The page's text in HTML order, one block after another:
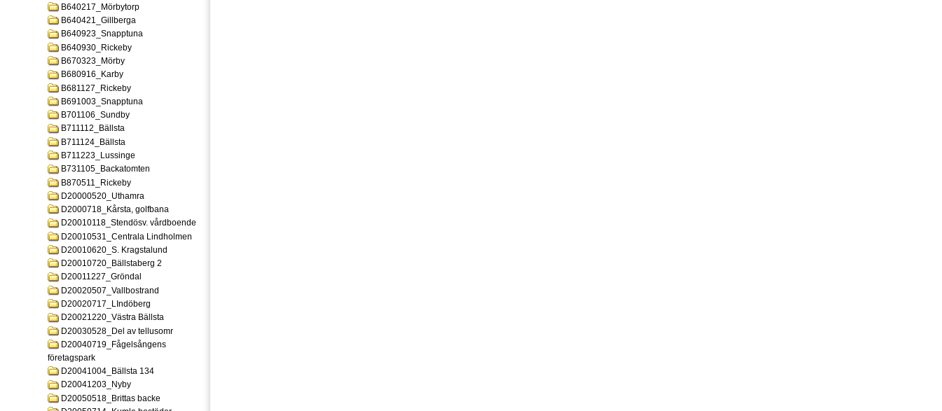
B640217_Mörbytorp
B640421_Gillberga
B640923_Snapptuna
B640930_Rickeby
B670323_Mörby
B680916_Karby
B681127_Rickeby
B691003_Snapptuna
B701106_Sundby
B711112_Bällsta
B711124_Bällsta
B711223_Lussinge
B731105_Backatomten
B870511_Rickeby
D20000520_Uthamra
D2000718_Kårsta, golfbana
D20010118_Stendösv. vårdboende
D20010531_Centrala Lindholmen
D20010620_S. Kragstalund
D20010720_Bällstaberg 2
D20011227_Gröndal
D20020507_Vallbostrand
D20020717_LIndöberg
D20021220_Västra Bällsta
D20030528_Del av tellusomr
D20040719_Fågelsångens
företagspark
D20041004_Bällsta 134
D20041203_Nyby
D20050518_Brittas backe